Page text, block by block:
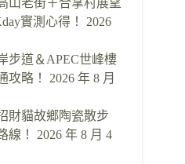
實測心得！
2026
步道＆APEC世峰樓
攻略！
2026 年 8 月
財貓故鄉陶瓷散步
線！
2026 年 8 月 4